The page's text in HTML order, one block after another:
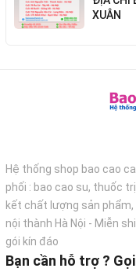
XUÂN
Hệ thống shop bao cao
phối : bao cao su, thuốc
kết chất lượng sản
nội thành Hà Nội - Miễn
gói kín đáo
Bạn cần hỗ trợ ?